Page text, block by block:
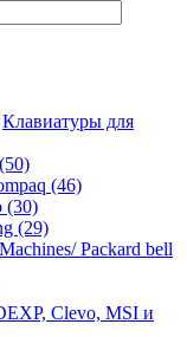
Клавиатуры для
(46)
(30)
(29)
Packard bell
Clevo, MSI и